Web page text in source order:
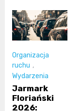
Organizacja
ruchu ,
Wydarzenia
Jarmark
Floriański
2026: